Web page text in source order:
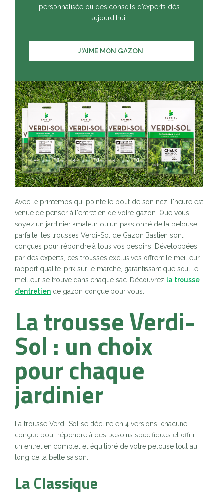
Avec le printemps qui pointe le bout de son nez, l'heure est
venue de penser à l'entretien de votre gazon. Que vous
soyez un jardinier amateur ou un passionné de la pelouse
parfaite, les trousses Verdi-Sol de Gazon Bastien sont
conçues pour répondre à tous vos besoins. Développées
par des experts, ces trousses exclusives offrent le meilleur
rapport qualité-prix sur le marché, garantissant que seul le
meilleur se trouve dans chaque sac! Découvrez la trousse
d’entretien de gazon conçue pour vous.
La trousse Verdi-
Sol : un choix
pour chaque
jardinier
La trousse Verdi-Sol se décline en 4 versions, chacune
conçue pour répondre à des besoins spécifiques et offrir
un entretien complet et équilibré de votre pelouse tout au
long de la belle saison.
La Classique
personnalisée ou des conseils d’experts dès
aujourd’hui !
J'AIME MON GAZON